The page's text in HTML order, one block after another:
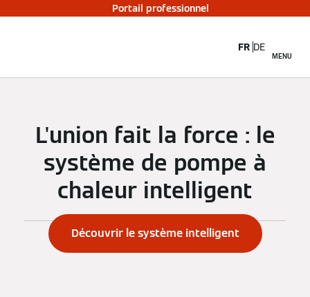
Portail professionnel
MENU
FR DE
L'union fait la force : le
système de pompe à
chaleur intelligent
Découvrir le système intelligent